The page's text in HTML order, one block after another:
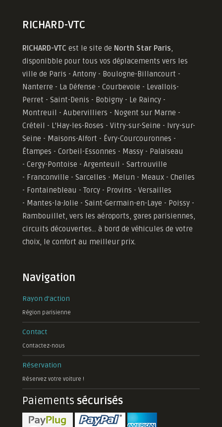
RICHARD-VTC
RICHARD-VTC est le site de North Star Paris,
disponibble pour tous vos déplacements vers les
ville de Paris - Antony - Boulogne-Billancourt -
Nanterre - La Défense - Courbevoie - Levallois-
Perret - Saint-Denis - Bobigny - Le Raincy -
Montreuil - Aubervilliers - Nogent sur Marne -
Créteil - L'Hay-les-Roses - Vitry-sur-Seine - Ivry-sur-
Seine - Maisons-Alfort - Évry-Courcouronnes -
Étampes - Corbeil-Essonnes - Massy - Palaiseau
- Cergy-Pontoise - Argenteuil - Sartrouville
- Franconville - Sarcelles - Melun - Meaux - Chelles
- Fontainebleau - Torcy - Provins - Versailles
- Mantes-la-Jolie - Saint-Germain-en-Laye - Poissy -
Rambouillet, vers les aéroports, gares parisiennes,
circuits découvertes... à bord de véhicules de votre
choix, le confort au meilleur prix.
Navigation
Rayon d'action
Région parisienne
Contact
Contactez-nous
Réservation
Réservez votre voiture !
Paiements sécurisés